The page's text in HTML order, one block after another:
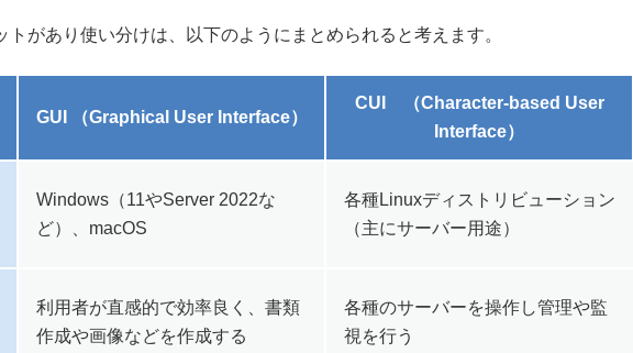
があり使い分けは、以下のようにまとめられると考えます。
GUI （Graphical User Interface）
CUI （Character-based User
Interface）
Windows（11やServer 2022な
ど）、macOS
各種Linuxディストリビューション
（主にサーバー用途）
利用者が直感的で効率良く、書類
作成や画像などを作成する
各種のサーバーを操作し管理や監
視を行う